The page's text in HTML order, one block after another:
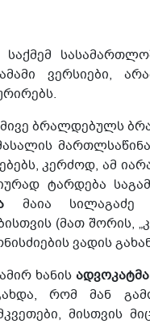
საქმემ
ვერსიები,
ბრალდებულს
კერძოდ, ამ
ტარდება
მაია სილაგაძე
(მათ შორის,
ვადის
ხანისადვოკატმა
რომ მან
მისთვის